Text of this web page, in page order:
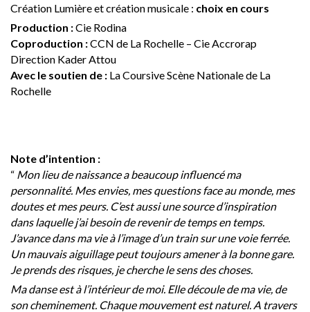
Création Lumière et création musicale : choix en cours
Production :Cie Rodina
Coproduction :CCN de La Rochelle – Cie Accrorap
Direction Kader Attou
Avec le soutien de : La Coursive Scène Nationale de La
Rochelle
Note d’intention :
“ Mon lieu de naissance a beaucoup influencé ma
personnalité. Mes envies, mes questions face au monde, mes
doutes et mes peurs. C’est aussi une source d’inspiration
dans laquelle j’ai besoin de revenir de temps en temps.
J’avance dans ma vie à l’image d’un train sur une voie ferrée.
Un mauvais aiguillage peut toujours amener à la bonne gare.
Je prends des risques, je cherche le sens des choses.
Ma danse est à l’intérieur de moi. Elle découle de ma vie, de
son cheminement. Chaque mouvement est naturel. A travers